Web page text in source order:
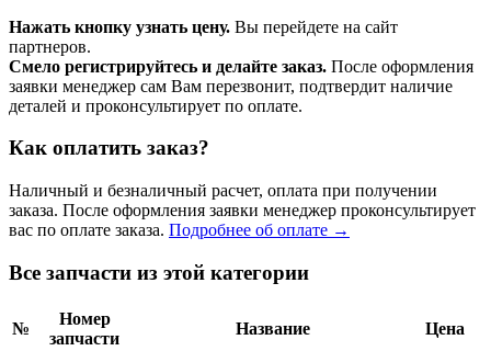
Нажать кнопку узнать цену. Вы перейдете на сайт
партнеров.
Смело регистрируйтесь и делайте заказ. После оформления
заявки менеджер сам Вам перезвонит, подтвердит наличие
деталей и проконсультирует по оплате.
Как оплатить заказ?
Наличный и безналичный расчет, оплата при получении
заказа. После оформления заявки менеджер проконсультирует
вас по оплате заказа. Подробнее об оплате →
Все запчасти из этой категории
№
Номер
запчасти
Название Цена